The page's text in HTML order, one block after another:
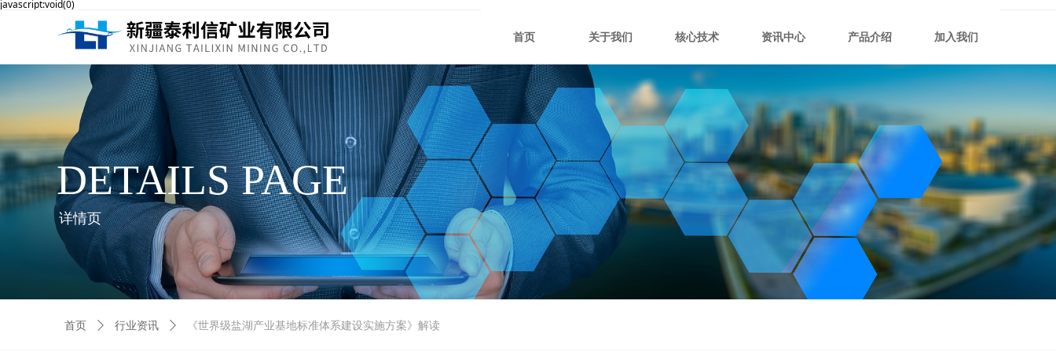
javascript:void(0)
首页 关于我们 核心技术 资讯中心 产品介绍 加入我们
DETAILS PAGE
详情页
首页 ꄲ 行业资讯 ꄲ 《世界级盐湖产业基地标准体系建设实施方案》解读